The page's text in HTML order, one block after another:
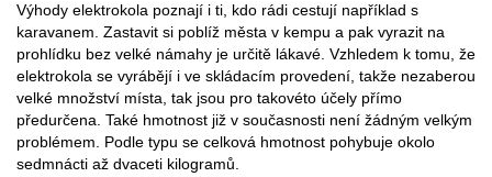
Výhody elektrokola poznají i ti, kdo rádi cestují například s
karavanem. Zastavit si poblíž města v kempu a pak vyrazit na
prohlídku bez velké námahy je určitě lákavé. Vzhledem k tomu, že
elektrokola se vyrábějí i ve skládacím provedení, takže nezaberou
velké množství místa, tak jsou pro takovéto účely přímo
předurčena. Také hmotnost již v současnosti není žádným velkým
problémem. Podle typu se celková hmotnost pohybuje okolo
sedmnácti až dvaceti kilogramů.